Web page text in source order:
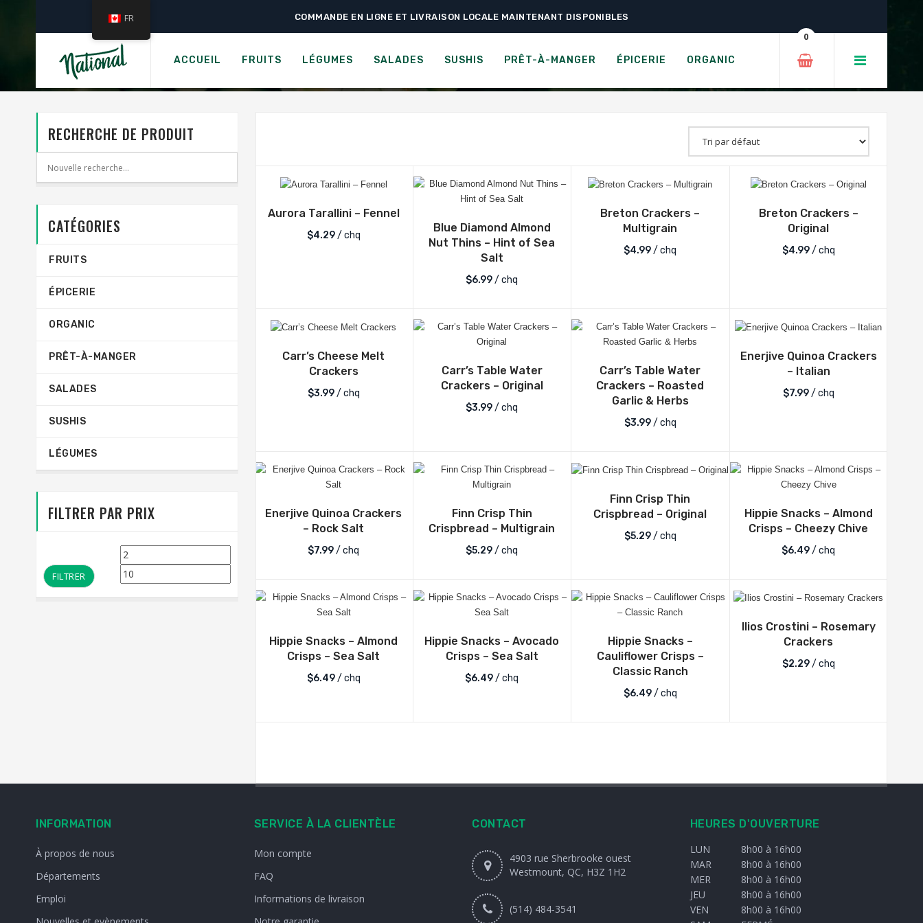
COMMANDE EN LIGNE ET LIVRAISON LOCALE MAINTENANT DISPONIBLES
ACCUEIL FRUITS LÉGUMES SALADES SUSHIS PRÊT-À-MANGER ÉPICERIE ORGANIC
0
CATÉGORIE :CRACKERS
Aurora Tarallini – Fennel
$4.29/ chq
Blue Diamond Almond
Nut Thins – Hint of Sea
Salt
$6.99/ chq
Breton Crackers –
Multigrain
$4.99/ chq
Breton Crackers –
Original
$4.99/ chq
Carr’s Cheese Melt
Crackers
$3.99/ chq
Carr’s Table Water
Crackers – Original
$3.99/ chq
Carr’s Table Water
Crackers – Roasted
Garlic & Herbs
$3.99/ chq
Enerjive Quinoa Crackers
– Italian
$7.99/ chq
Enerjive Quinoa Crackers
– Rock Salt
$7.99/ chq
Finn Crisp Thin
Crispbread – Multigrain
$5.29/ chq
Finn Crisp Thin
Crispbread – Original
$5.29/ chq
Hippie Snacks – Almond
Crisps – Cheezy Chive
$6.49/ chq
Hippie Snacks – Almond
Crisps – Sea Salt
$6.49/ chq
Hippie Snacks – Avocado
Crisps – Sea Salt
$6.49/ chq
Hippie Snacks –
Cauliflower Crisps –
Classic Ranch
$6.49/ chq
Ilios Crostini – Rosemary
Crackers
$2.29/ chq
RECHERCHE DE PRODUIT
CATÉGORIES
FRUITS
ÉPICERIE
ORGANIC
PRÊT-À-MANGER
SALADES
SUSHIS
LÉGUMES
FILTRER PAR PRIX
Prix
min
max
FILTRER
INFORMATION
À propos de nous
Départements
Emploi
SERVICE À LA CLIENTÈLE
Mon compte
FAQ
Informations de livraison
CONTACT
4903 rue Sherbrooke ouest
Westmount, QC, H3Z 1H2
(514) 484-3541
HEURES D'OUVERTURE
LUN
8h00 à 16h00
MAR
8h00 à 16h00
MER
8h00 à 16h00
JEU
8h00 à 16h00
VEN
8h00 à 16h00
FR